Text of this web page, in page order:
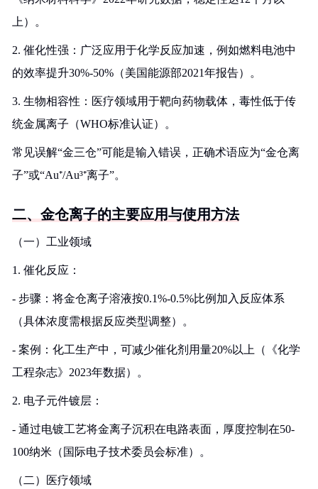
上）。
2. 催化性强：广泛应用于化学反应加速，例如燃料电池中
的效率提升30%-50%（美国能源部2021年报告）。
3. 生物相容性：医疗领域用于靶向药物载体，毒性低于传
统金属离子（WHO标准认证）。
常见误解“金三仓”可能是输入错误，正确术语应为“金仓离
子”或“Au⁺/Au³⁺离子”。
二、金仓离子的主要应用与使用方法
（一）工业领域
1. 催化反应：
- 步骤：将金仓离子溶液按0.1%-0.5%比例加入反应体系
（具体浓度需根据反应类型调整）。
- 案例：化工生产中，可减少催化剂用量20%以上（《化学
工程杂志》2023年数据）。
2. 电子元件镀层：
- 通过电镀工艺将金离子沉积在电路表面，厚度控制在50-
100纳米（国际电子技术委员会标准）。
（二）医疗领域